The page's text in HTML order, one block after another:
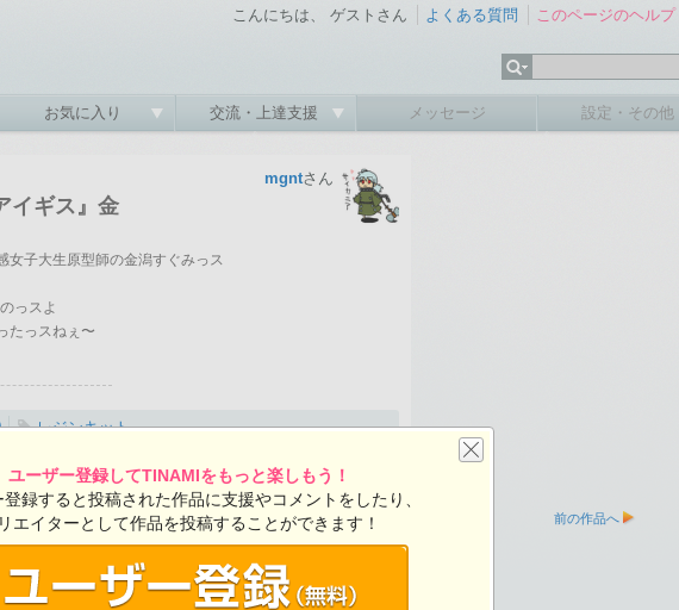
こんにちは、 ゲストさん よくある質問 このページのヘルプ
お気に入り 交流・上達支援 メッセージ 設定・その他
イギス』金
mgntさん
女子大生原型師の金潟すぐみっス
っスよ
たっスねぇ〜
レジンキット
mgntさんの投稿作品一覧 前の作品へ
ユーザー登録してTINAMIをもっと楽しもう！
登録すると投稿された作品に支援やコメントをしたり、
エイターとして作品を投稿することができます！